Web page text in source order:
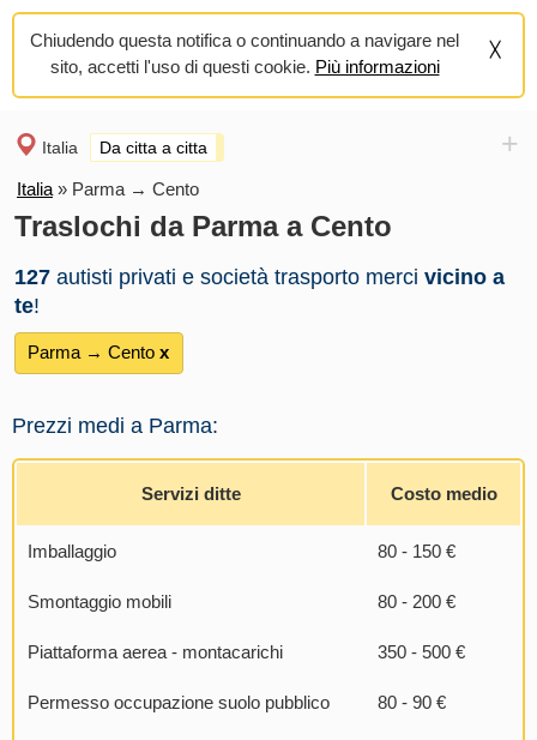
Chiudendo questa notifica o continuando a navigare nel
sito, accetti l'uso di questi cookie. Più informazioni
Italia Da citta a citta +
Italia » Parma → Cento
Traslochi da Parma a Cento
127 autisti privati e società trasporto merci vicino a
te!
Parma → Cento х
Prezzi medi a Parma:
Servizi ditte Costo medio
Imballaggio 80 - 150 €
Smontaggio mobili 80 - 200 €
Piattaforma aerea - montacarichi 350 - 500 €
Permesso occupazione suolo pubblico 80 - 90 €